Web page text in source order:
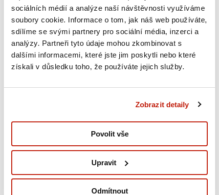
sociálních médií a analýze naší návštěvnosti využíváme
soubory cookie. Informace o tom, jak náš web používáte,
sdílíme se svými partnery pro sociální média, inzerci a
analýzy. Partneři tyto údaje mohou zkombinovat s
dalšími informacemi, které jste jim poskytli nebo které
získali v důsledku toho, že používáte jejich služby.
Zobrazit detaily
Povolit vše
Upravit
Odmítnout
je relativně jednoduché. Ale udělat ho tak, aby byl
ekologický, zároveň skvěle fungoval a byl cenově dostupný,
to je veliká výzva. Myslím si, že se nám to daří řešit a
považuji to za unikum, ale ty debaty jsou zkrátka náročné.
Postoj kolegů z vývoje je správný. Chtějí to co
na kterém by se to dalo dobře vysvětlit. Napadá vás
nějaký?
Máme třeba produkt, který se jmenuje Mytí v kostce.
Zjednodušeně řečeno je to kostka mýdla určená na úklid,